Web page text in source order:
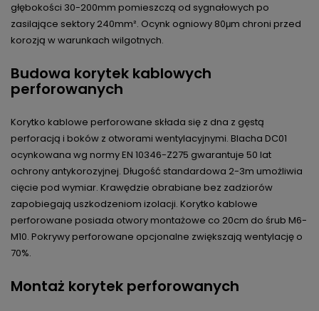
głębokości 30-200mm pomieszczą od sygnałowych po
zasilające sektory 240mm². Ocynk ogniowy 80μm chroni przed
korozją w warunkach wilgotnych.
Budowa korytek kablowych
perforowanych
Korytko kablowe perforowane składa się z dna z gęstą
perforacją i boków z otworami wentylacyjnymi. Blacha DC01
ocynkowana wg normy EN 10346-Z275 gwarantuje 50 lat
ochrony antykorozyjnej. Długość standardowa 2-3m umożliwia
cięcie pod wymiar. Krawędzie obrabiane bez zadziorów
zapobiegają uszkodzeniom izolacji. Korytko kablowe
perforowane posiada otwory montażowe co 20cm do śrub M6-
M10. Pokrywy perforowane opcjonalne zwiększają wentylację o
70%.
Montaż korytek perforowanych